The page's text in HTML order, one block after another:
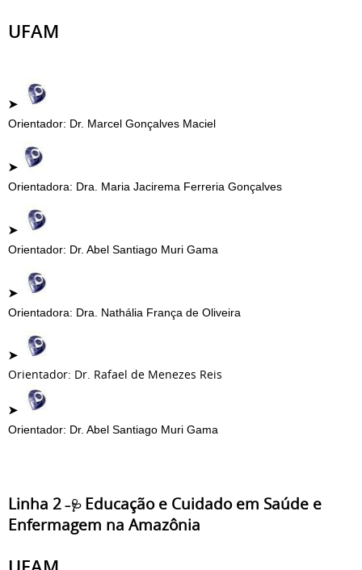
UFAM
➤
Orientador: Dr. Marcel Gonçalves Maciel
➤
Orientadora: Dra. Maria Jacirema Ferreria Gonçalves
➤
Orientador: Dr. Abel Santiago Muri Gama
➤
Orientadora: Dra. Nathália França de Oliveira
➤
Orientador: Dr. Rafael de Menezes Reis
➤
Orientador: Dr. Abel Santiago Muri Gama
Linha 2 –🩺 Educação e Cuidado em Saúde e
Enfermagem na Amazônia